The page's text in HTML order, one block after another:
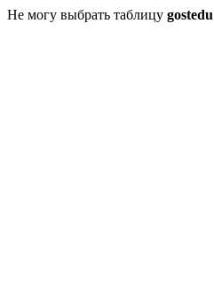
Не могу выбрать таблицу gostedu